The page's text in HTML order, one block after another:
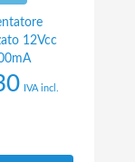
12Vcc
IVA incl.